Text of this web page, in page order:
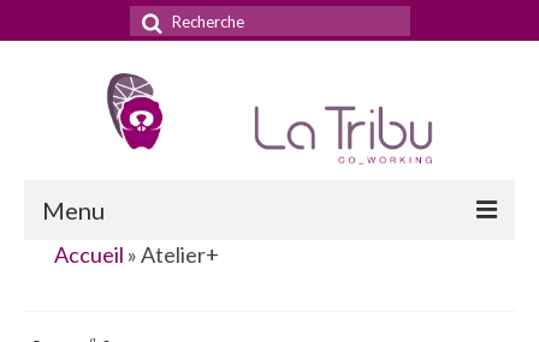
Rechercher
:
Menu
Accueil »Atelier+